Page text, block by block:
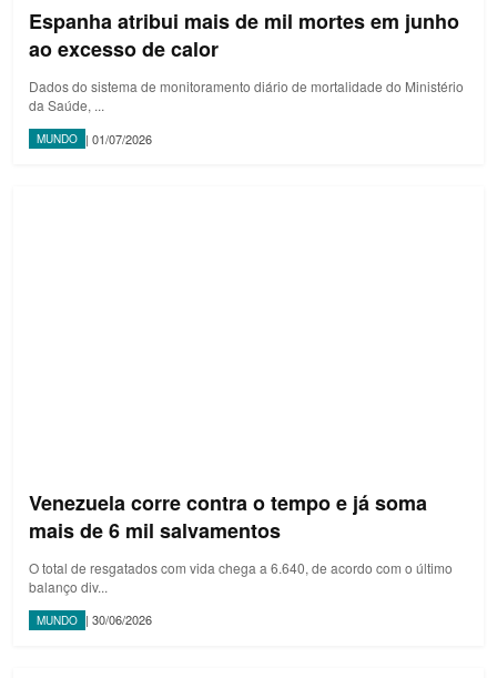
Espanha atribui mais de mil mortes em junho
ao excesso de calor
Dados do sistema de monitoramento diário de mortalidade do Ministério
da Saúde, ...
MUNDO | 01/07/2026
Venezuela corre contra o tempo e já soma
mais de 6 mil salvamentos
O total de resgatados com vida chega a 6.640, de acordo com o último
balanço div...
MUNDO | 30/06/2026